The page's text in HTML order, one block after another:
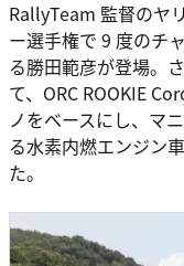
RallyTeam 監督のヤ
ー選手権で 9 度のチ
る勝田範彦が登場。
て、ORC ROOKIE
ノをベースにし、マ
る水素内燃エンジン
た。